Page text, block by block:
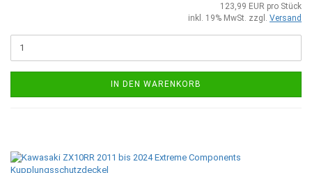
123,99 EUR pro Stück
inkl. 19% MwSt. zzgl. Versand
IN DEN WARENKORB